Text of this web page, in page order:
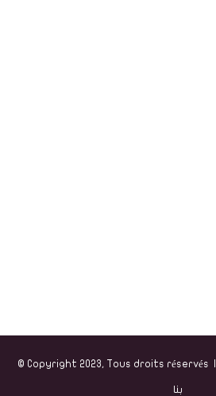
© Copyright 2023, Tous droits réservés |
بنا